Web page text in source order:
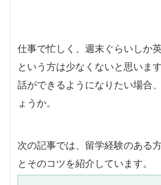
仕事で忙しく、週末ぐらいしか
という方は少なくないと思いま
話ができるようになりたい場合
ょうか。
次の記事では、留学経験のある
とそのコツを紹介しています。